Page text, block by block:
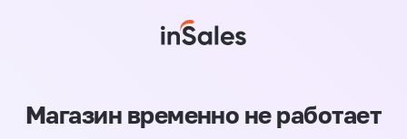
Магазин временно не работает